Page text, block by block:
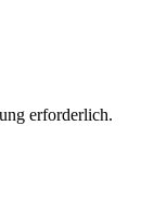
erforderlich.